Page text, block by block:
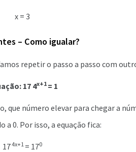
x = 3
– Como igualar?
repetir o passo a passo com
17 4x+1 = 1
que número elevar para chegar a
a 0. Por isso, a equação fica:
174x+1 = 170